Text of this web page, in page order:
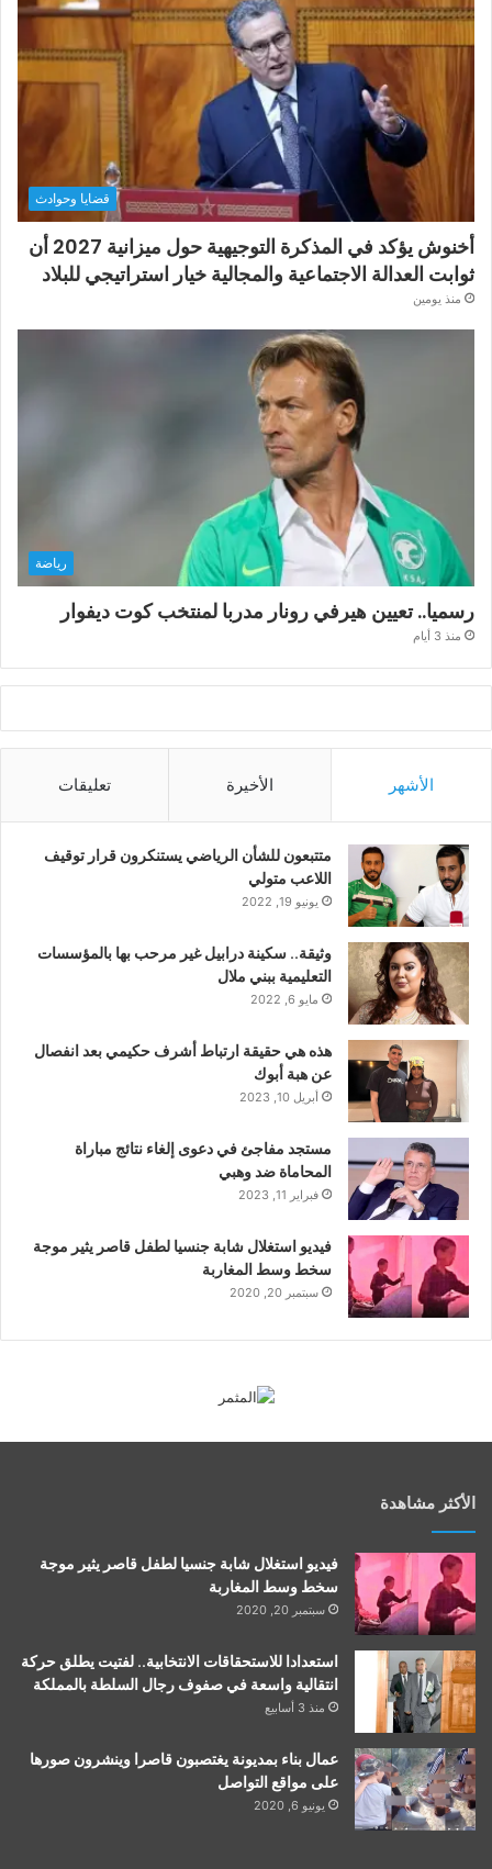
قضايا وحوادث
أخنوش يؤكد في المذكرة التوجيهية حول ميزانية 2027 أن
ثوابت العدالة الاجتماعية والمجالية خيار استراتيجي للبلاد
منذ يومين
رياضة
رسميا.. تعيين هيرفي رونار مدربا لمنتخب كوت ديفوار
منذ 3 أيام
الأشهر الأخيرة تعليقات
متتبعون للشأن الرياضي يستنكرون قرار توقيف
اللاعب متولي
يونيو 19, 2022
وثيقة.. سكينة درابيل غير مرحب بها بالمؤسسات
التعليمية ببني ملال
مايو 6, 2022
هذه هي حقيقة ارتباط أشرف حكيمي بعد انفصال
عن هبة أبوك
أبريل 10, 2023
مستجد مفاجئ في دعوى إلغاء نتائج مباراة
المحاماة ضد وهبي
فبراير 11, 2023
فيديو استغلال شابة جنسيا لطفل قاصر يثير موجة
سخط وسط المغاربة
سبتمبر 20, 2020
الأكثر مشاهدة
فيديو استغلال شابة جنسيا لطفل قاصر يثير موجة
سخط وسط المغاربة
سبتمبر 20, 2020
استعدادا للاستحقاقات الانتخابية.. لفتيت يطلق حركة
انتقالية واسعة في صفوف رجال السلطة بالمملكة
منذ 3 أسابيع
عمال بناء بمديونة يغتصبون قاصرا وينشرون صورها
على مواقع التواصل
يونيو 6, 2020